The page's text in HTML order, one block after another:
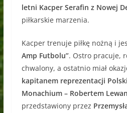
letni Kacper Serafin z Nowej
piłkarskie marzenia.
Kacper trenuje piłkę nożną i
Amp Futbolu”. Ostro pracuje,
chwalony, a ostatnio miał
kapitanem reprezentacji
Monachium – Robertem
przedstawiony przez